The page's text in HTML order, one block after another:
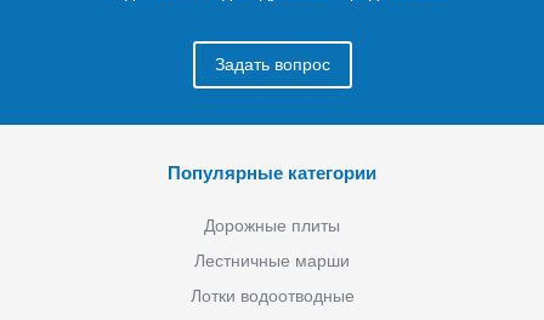
Задать вопрос
Популярные категории
Дорожные плиты
Лестничные марши
Лотки водоотводные